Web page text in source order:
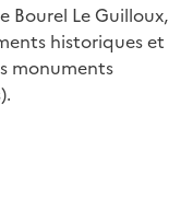
Bourel Le Guilloux,
historiques et
monuments